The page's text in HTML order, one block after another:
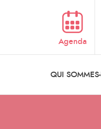
Agenda
QUI